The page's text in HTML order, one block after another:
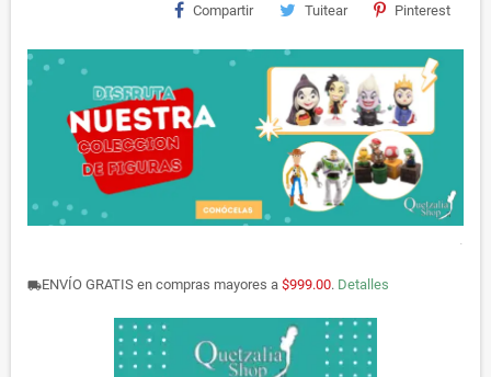
Compartir Tuitear Pinterest
.
local_shippingENVÍO GRATIS en compras mayores a $999.00. Detalles